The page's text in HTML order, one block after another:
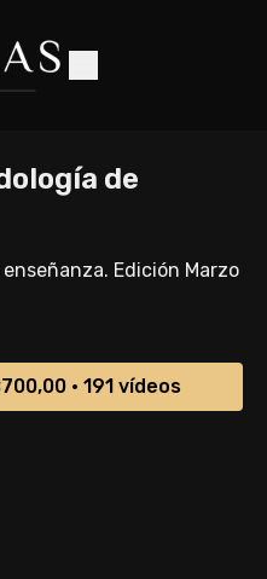
de
Edición Marzo
• 191 vídeos